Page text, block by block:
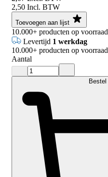
2,50 Incl. BTW
Toevoegen aan lijst
10.000+ producten op voorraad
Levertijd 1 werkdag
10.000+ producten op voorraad
Aantal
Bestel